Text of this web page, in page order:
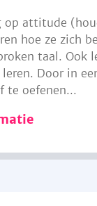
op attitude
hoe ze zich
taal. Ook
Door in
te oefenen...